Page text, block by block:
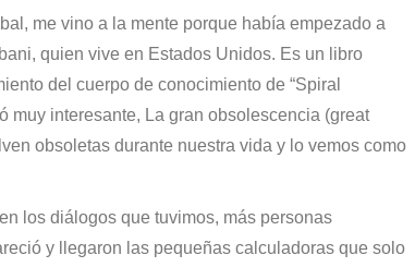
me vino a la mente porque había empezado a
quien vive en Estados Unidos. Es un libro
del cuerpo de conocimiento de “Spiral
muy interesante, La gran obsolescencia (great
obsoletas durante nuestra vida y lo vemos como
los diálogos que tuvimos, más personas
y llegaron las pequeñas calculadoras que solo